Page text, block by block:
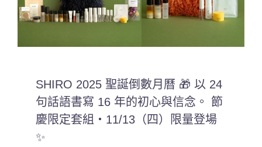
SHIRO 2025 聖誕倒數月曆 🎁 以 24
句話語書寫 16 年的初心與信念。 節
慶限定套組・11/13（四）限量登場
✨